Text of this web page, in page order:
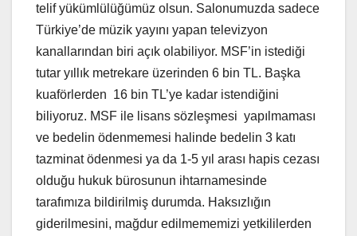
telif yükümlülüğümüz olsun. Salonumuzda sadece
Türkiye’de müzik yayını yapan televizyon
kanallarından biri açık olabiliyor. MSF’in istediği
tutar yıllık metrekare üzerinden 6 bin TL. Başka
kuaförlerden 16 bin TL’ye kadar istendiğini
biliyoruz. MSF ile lisans sözleşmesi yapılmaması
ve bedelin ödenmemesi halinde bedelin 3 katı
tazminat ödenmesi ya da 1-5 yıl arası hapis cezası
olduğu hukuk bürosunun ihtarnamesinde
tarafımıza bildirilmiş durumda. Haksızlığın
giderilmesini, mağdur edilmememizi yetkililerden